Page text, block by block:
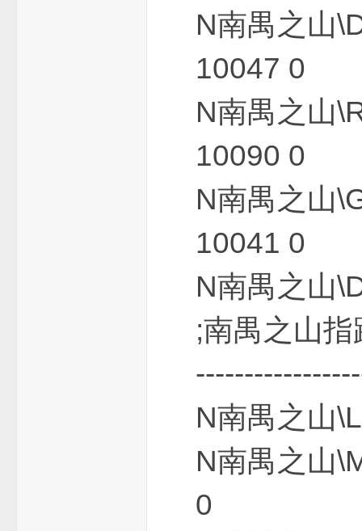
N南禺之
10047 0
N南禺之
10090 0
N南禺之
10041 0
N南禺之
;南禺之山指
N南禺之
N南禺之
0